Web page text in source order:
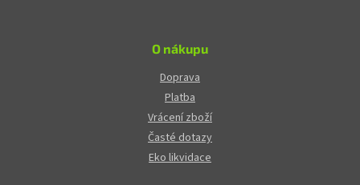
O nákupu
Doprava
Platba
Vrácení zboží
Časté dotazy
Eko likvidace